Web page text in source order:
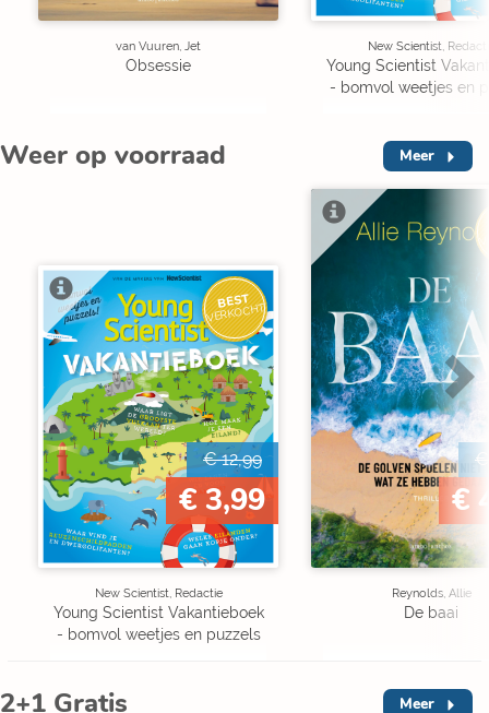
van Vuuren, Jet
Obsessie
New Scientist,
Young Scientist
- bomvol weetjes en
Weer op voorraad Meer
BEST
VERKOCHT
€ 12,99
€ 3,99
New Scientist, Redactie
Young Scientist Vakantieboek
- bomvol weetjes en puzzels
€
€
Reynolds, Allie
De baai
2+1 Gratis Meer